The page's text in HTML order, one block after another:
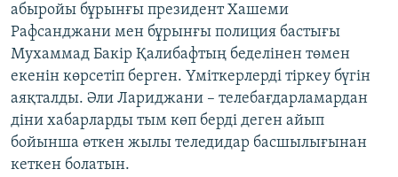
Басқа тілдерде
абыройы бұрынғы президент Хашеми
Рафсанджани мен бұрынғы полиция бастығы
Мухаммад Бакір Қалибафтың беделінен төмен
екенін көрсетіп берген. Үміткерлерді тіркеу бүгін
аяқталды. Әли Лариджани – телебағдарламардан
діни хабарларды тым көп берді деген айып
бойынша өткен жылы теледидар басшылығынан
кеткен болатын.